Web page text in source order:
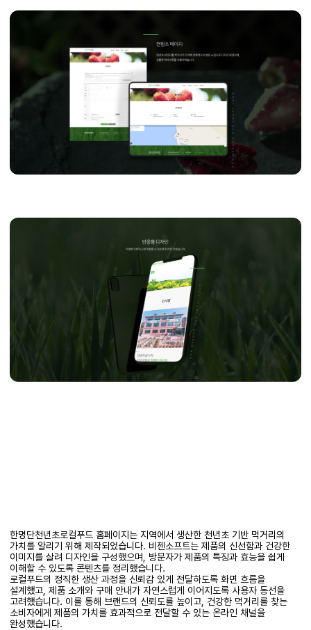
한명단천년초로컬푸드 홈페이지는 지역에서 생산한 천년초 기반 먹거리의
가치를 알리기 위해 제작되었습니다. 비젠소프트는 제품의 신선함과 건강한
이미지를 살려 디자인을 구성했으며, 방문자가 제품의 특징과 효능을 쉽게
이해할 수 있도록 콘텐츠를 정리했습니다.
로컬푸드의 정직한 생산 과정을 신뢰감 있게 전달하도록 화면 흐름을
설계했고, 제품 소개와 구매 안내가 자연스럽게 이어지도록 사용자 동선을
고려했습니다. 이를 통해 브랜드의 신뢰도를 높이고, 건강한 먹거리를 찾는
소비자에게 제품의 가치를 효과적으로 전달할 수 있는 온라인 채널을
완성했습니다.